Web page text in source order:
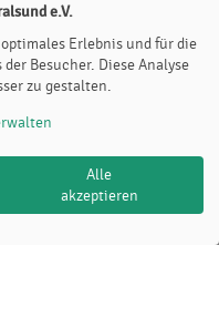
e.V.
Erlebnis und für die
Besucher. Diese Analyse
zu gestalten.
Alle
akzeptieren